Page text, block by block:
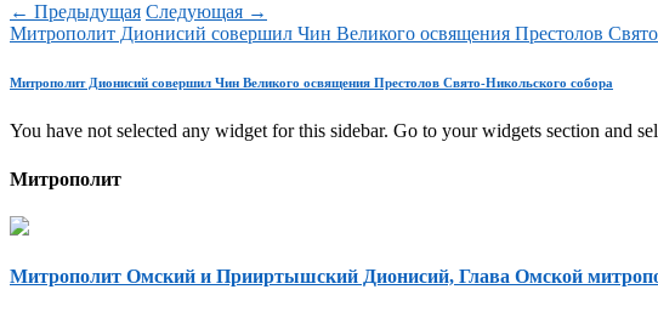
← Предыдущая Следующая →
Митрополит Дионисий совершил Чин Великого освящения Престолов
Митрополит Дионисий совершил Чин Великого освящения Престолов Свято-Никольского собора
You have not selected any widget for this sidebar. Go to your widgets section and
Митрополит
Митрополит Омский и Прииртышский Дионисий, Глава Омской